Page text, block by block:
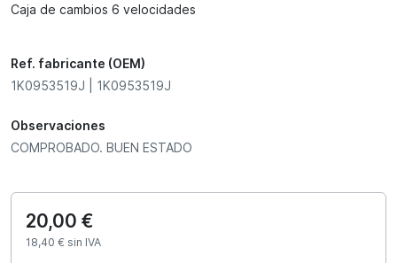
Caja de cambios 6 velocidades
Ref. fabricante (OEM)
1K0953519J | 1K0953519J
Observaciones
COMPROBADO. BUEN ESTADO
20,00 €
18,40 € sin IVA